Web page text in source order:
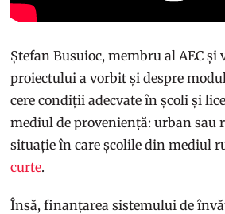
Ștefan Busuioc, membru al AEC
proiectului a vorbit și despre
cere condiții adecvate în școli și
mediul de proveniență: urban sau
situație în care școlile din mediul
curte.
Însă, finanțarea sistemului de